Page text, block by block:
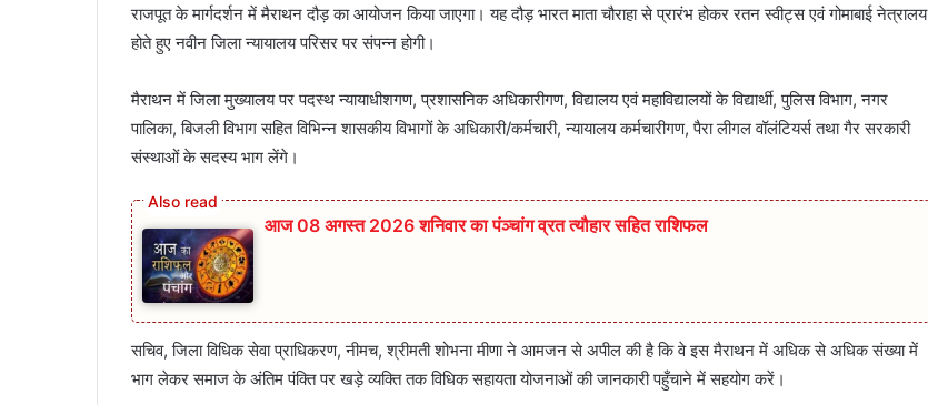
राजपूत के मार्गदर्शन में मैराथन दौड़ का आयोजन किया जाएगा। यह दौड़ भारत माता चौराहा से प्रारंभ होकर रतन स्वीट्स एवं गोमाबाई नेत्रालय
होते हुए नवीन जिला न्यायालय परिसर पर संपन्न होगी।
मैराथन में जिला मुख्यालय पर पदस्थ न्यायाधीशगण, प्रशासनिक अधिकारीगण, विद्यालय एवं महाविद्यालयों के विद्यार्थी, पुलिस विभाग, नगर
पालिका, बिजली विभाग सहित विभिन्न शासकीय विभागों के अधिकारी/कर्मचारी, न्यायालय कर्मचारीगण, पैरा लीगल वॉलंटियर्स तथा गैर सरकारी
संस्थाओं के सदस्य भाग लेंगे।
आज 08 अगस्त 2026‌ शनिवार का पंञ्चांग व्रत त्यौहार सहित राशिफल
सचिव, जिला विधिक सेवा प्राधिकरण, नीमच, श्रीमती शोभना मीणा ने आमजन से अपील की है कि वे इस मैराथन में अधिक से अधिक संख्या में
भाग लेकर समाज के अंतिम पंक्ति पर खड़े व्यक्ति तक विधिक सहायता योजनाओं की जानकारी पहुँचाने में सहयोग करें।